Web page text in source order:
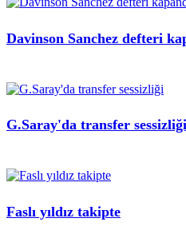
Davinson Sanchez defteri
G.Saray'da transfer sessizliği
Faslı yıldız takipte